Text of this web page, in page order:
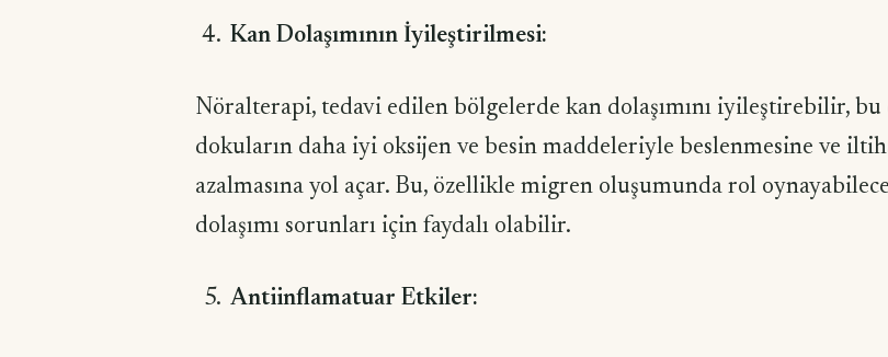
Kan Dolaşımının İyileştirilmesi:
Nöralterapi, tedavi edilen bölgelerde kan dolaşımını iyileştirebilir, bu
dokuların daha iyi oksijen ve besin maddeleriyle beslenmesine ve
azalmasına yol açar. Bu, özellikle migren oluşumunda rol
dolaşımı sorunları için faydalı olabilir.
Antiinflamatuar Etkiler: